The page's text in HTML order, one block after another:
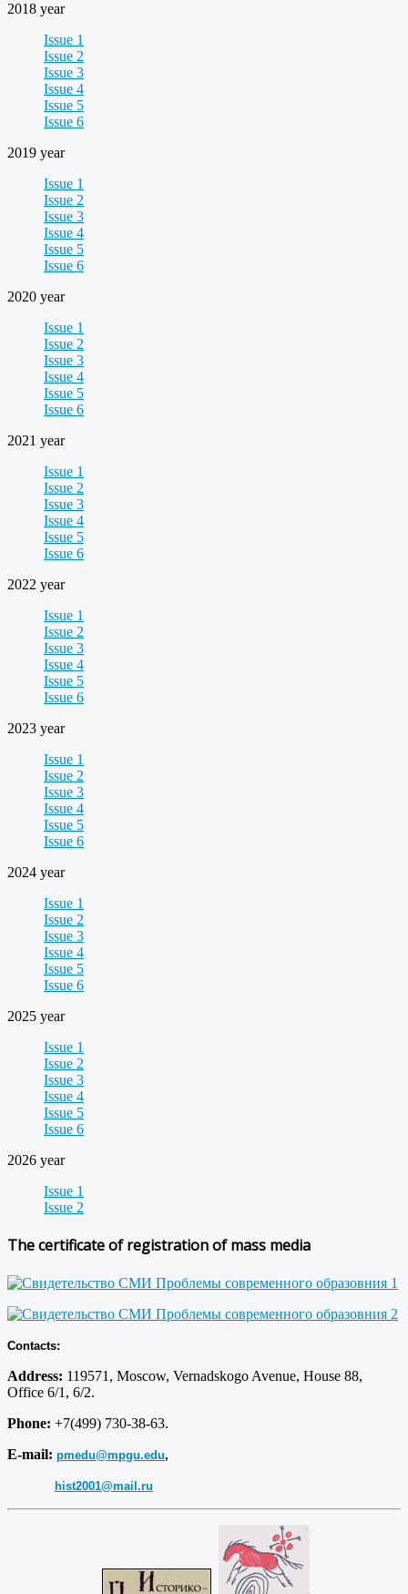
2018 year
Issue 1
Issue 2
Issue 3
Issue 4
Issue 5
Issue 6
2019 year
Issue 1
Issue 2
Issue 3
Issue 4
Issue 5
Issue 6
2020 year
Issue 1
Issue 2
Issue 3
Issue 4
Issue 5
Issue 6
2021 year
Issue 1
Issue 2
Issue 3
Issue 4
Issue 5
Issue 6
2022 year
Issue 1
Issue 2
Issue 3
Issue 4
Issue 5
Issue 6
2023 year
Issue 1
Issue 2
Issue 3
Issue 4
Issue 5
Issue 6
2024 year
Issue 1
Issue 2
Issue 3
Issue 4
Issue 5
Issue 6
2025 year
Issue 1
Issue 2
Issue 3
Issue 4
Issue 5
Issue 6
2026 year
Issue 1
Issue 2
The certificate of registration of mass media
Contacts:
Address: 119571, Moscow, Vernadskogo Avenue, House 88,
Office 6/1, 6/2.
Phone: +7(499) 730-38-63.
E-mail: pmedu@mpgu.edu,
hist2001@mail.ru